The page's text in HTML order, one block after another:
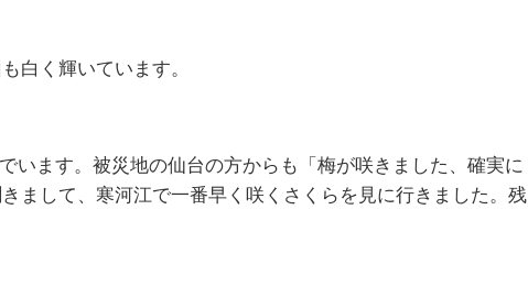
白く輝いています。
います。被災地の仙台の方からも「梅が咲きました、確実に
まして、寒河江で一番早く咲くさくらを見に行きました。残